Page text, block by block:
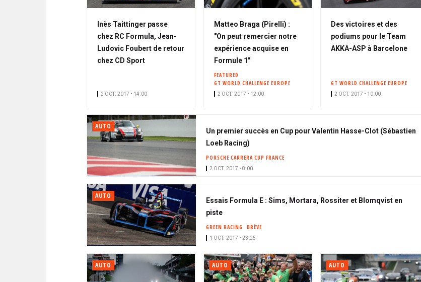
Inès Taittinger passe
chez RC Formula, Jean-
Ludovic Foubert de retour
chez CD Sport
2 OCT. 2017 • 14:00
Matteo Braga (Pirelli) :
"On peut remercier notre
expérience acquise en
Formule 1"
FEATURED
GT WORLD CHALLENGE EUROPE
2 OCT. 2017 • 12:00
Des victoires et des
podiums pour le Team
AKKA-ASP à Barcelone
GT WORLD CHALLENGE EUROPE
2 OCT. 2017 • 10:00
AUTO
Un premier succès en Cup pour Valentin Hasse-Clot (Sébastien
Loeb Racing)
PORSCHE CARRERA CUP FRANCE
2 OCT. 2017 • 8:00
AUTO
Essais Formula E : Sims, Mortara, Rossiter et Blomqvist en
piste
GREEN RACING BRÈVE
1 OCT. 2017 • 23:25
AUTO AUTO AUTO